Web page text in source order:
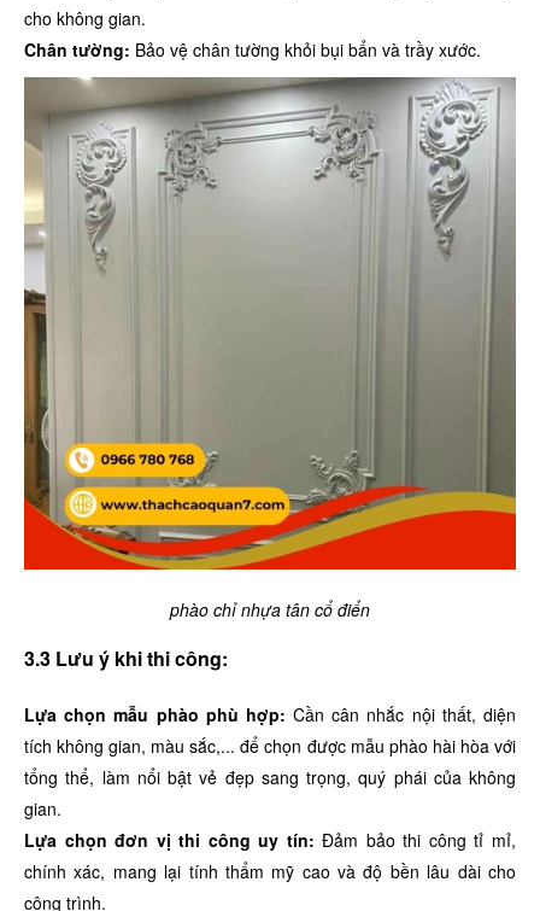
cho không gian.
Chân tường: Bảo vệ chân tường khỏi bụi bẩn và trầy xước.
phào chỉ nhựa tân cổ điển
3.3 Lưu ý khi thi công:
Lựa chọn mẫu phào phù hợp: Cần cân nhắc nội thất, diện
tích không gian, màu sắc,... để chọn được mẫu phào hài hòa với
tổng thể, làm nổi bật vẻ đẹp sang trọng, quý phái của không
gian.
Lựa chọn đơn vị thi công uy tín:Đảm bảo thi công tỉ mỉ,
chính xác, mang lại tính thẩm mỹ cao và độ bền lâu dài cho
công trình.